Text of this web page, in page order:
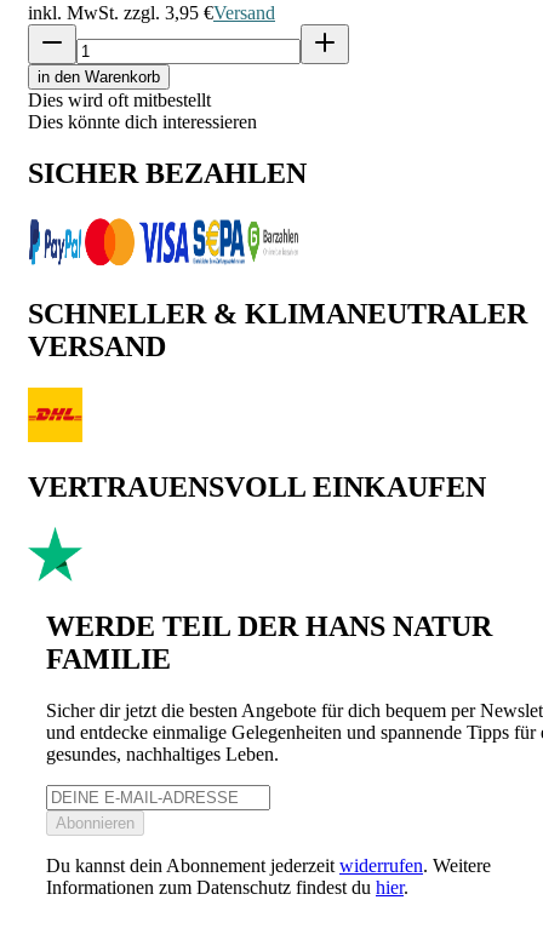
inkl. MwSt. zzgl. 3,95 €Versand
in den Warenkorb
Dies wird oft mitbestellt
Dies könnte dich interessieren
SICHER BEZAHLEN
SCHNELLER & KLIMANEUTRALER
VERSAND
VERTRAUENSVOLL EINKAUFEN
WERDE TEIL DER HANS NATUR
FAMILIE
Sicher dir jetzt die besten Angebote für dich bequem per
und entdecke einmalige Gelegenheiten und spannende Tipps für
gesundes, nachhaltiges Leben.
Abonnieren
Du kannst dein Abonnement jederzeit widerrufen. Weitere
Informationen zum Datenschutz findest du hier.